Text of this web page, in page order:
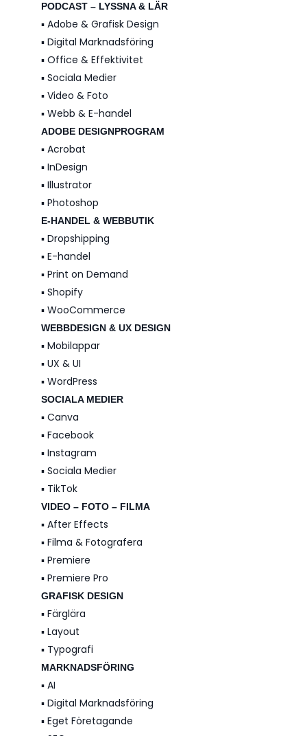
PODCAST – LYSSNA & LÄR
▪️ Adobe & Grafisk Design
▪️ Digital Marknadsföring
▪️ Office & Effektivitet
▪️ Sociala Medier
▪️ Video & Foto
▪️ Webb & E-handel
ADOBE DESIGNPROGRAM
▪️ Acrobat
▪️ InDesign
▪️ Illustrator
▪️ Photoshop
E-HANDEL & WEBBUTIK
▪️ Dropshipping
▪️ E-handel
▪️ Print on Demand
▪️ Shopify
▪️ WooCommerce
WEBBDESIGN & UX DESIGN
▪️ Mobilappar
▪️ UX & UI
▪️ WordPress
SOCIALA MEDIER
▪️ Canva
▪️ Facebook
▪️ Instagram
▪️ Sociala Medier
▪️ TikTok
VIDEO – FOTO – FILMA
▪️ After Effects
▪️ Filma & Fotografera
▪️ Premiere
▪️ Premiere Pro
GRAFISK DESIGN
▪️ Färglära
▪️ Layout
▪️ Typografi
MARKNADSFÖRING
▪️ AI
▪️ Digital Marknadsföring
▪️ Eget Företagande